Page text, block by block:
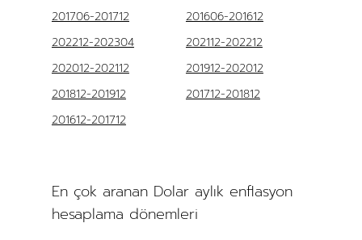
201706-201712
201606-201612
202212-202304
202112-202212
202012-202112
201912-202012
201812-201912
201712-201812
201612-201712
En çok aranan Dolar aylık enflasyon
hesaplama dönemleri